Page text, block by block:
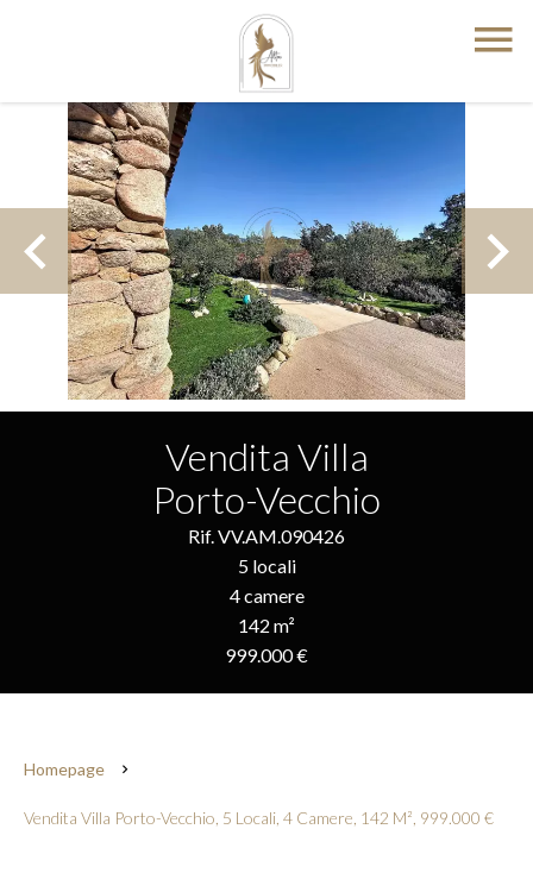
Vendita Villa
Porto-Vecchio
Rif. VV.AM.090426
5 locali
4 camere
142 m²
999.000 €
Homepage
Vendita Villa Porto-Vecchio, 5 Locali, 4 Camere, 142 M², 999.000 €